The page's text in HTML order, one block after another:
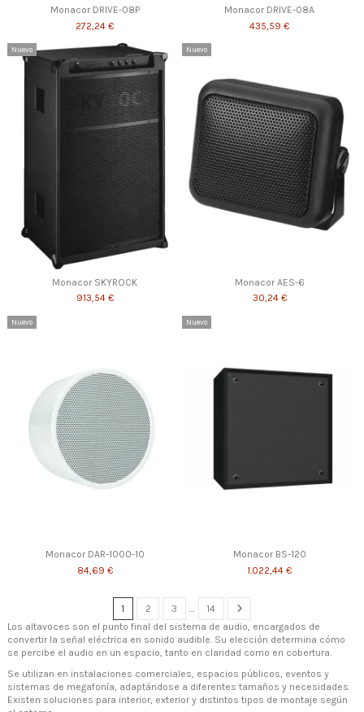
Monacor DRIVE-08P
272,24 €
Monacor DRIVE-08A
435,59 €
Nuevo
Monacor SKYROCK
913,54 €
Nuevo
Monacor AES-6
30,24 €
Nuevo
Monacor DAR-1000-10
84,69 €
Nuevo
Monacor BS-120
1.022,44 €
1 2 3 …
14
Los altavoces son el punto final del sistema de audio, encargados de
convertir la señal eléctrica en sonido audible. Su elección determina cómo
se percibe el audio en un espacio, tanto en claridad como en cobertura.
Se utilizan en instalaciones comerciales, espacios públicos, eventos y
sistemas de megafonía, adaptándose a diferentes tamaños y necesidades.
Existen soluciones para interior, exterior y distintos tipos de montaje según